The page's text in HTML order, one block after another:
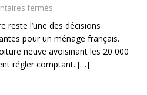
fermés
reste l’une des décisions
pour un ménage français.
neuve avoisinant les 20 000
régler comptant. […]